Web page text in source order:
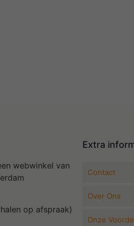
webwinkel van
op afspraak)
Extra
Contact
Over Ons
Onze